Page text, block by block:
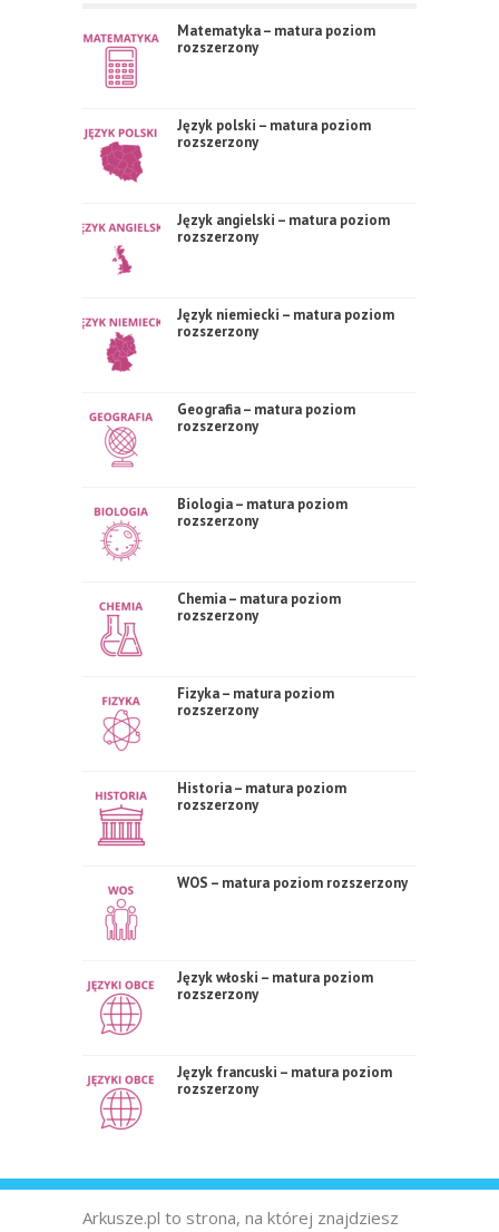
Matematyka – matura poziom
rozszerzony
Język polski – matura poziom
rozszerzony
Język angielski – matura poziom
rozszerzony
Język niemiecki – matura poziom
rozszerzony
Geografia – matura poziom
rozszerzony
Biologia – matura poziom
rozszerzony
Chemia – matura poziom
rozszerzony
Fizyka – matura poziom
rozszerzony
Historia – matura poziom
rozszerzony
WOS – matura poziom rozszerzony
Język włoski – matura poziom
rozszerzony
Język francuski – matura poziom
rozszerzony
Arkusze.pl to strona, na której znajdziesz